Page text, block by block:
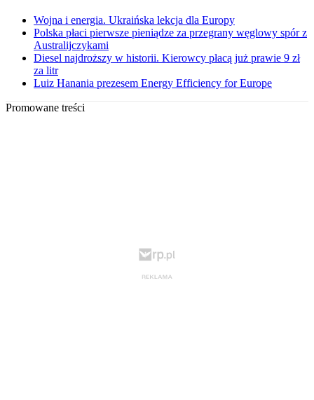
Wojna i energia. Ukraińska lekcja dla Europy
Polska płaci pierwsze pieniądze za przegrany węglowy spór z
Australijczykami
Diesel najdroższy w historii. Kierowcy płacą już prawie 9 zł
za litr
Luiz Hanania prezesem Energy Efficiency for Europe
Promowane treści